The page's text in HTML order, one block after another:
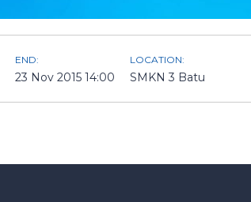
END:
23 Nov 2015 14:00
LOCATION:
SMKN 3 Batu